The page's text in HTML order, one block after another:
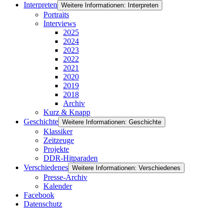
Interpreten Weitere Informationen: Interpreten
Portraits
Interviews
2025
2024
2023
2022
2021
2020
2019
2018
Archiv
Kurz & Knapp
Geschichte Weitere Informationen: Geschichte
Klassiker
Zeitzeuge
Projekte
DDR-Hitparaden
Verschiedenes Weitere Informationen: Verschiedenes
Presse-Archiv
Kalender
Facebook
Datenschutz